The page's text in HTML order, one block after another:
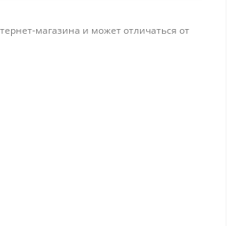
магазина и может отличаться от